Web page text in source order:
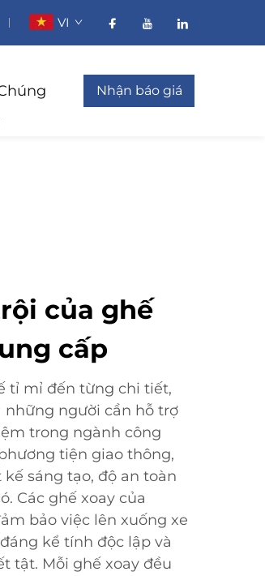
VI
Nhận báo giá
của ghế
cấp
tỉ mỉ đến từng chi tiết,
người cần hỗ trợ
trong ngành công
tiện giao thông,
sáng tạo, độ an toàn
Các ghế xoay của
bảo việc lên xuống xe
kể tính độc lập và
tật. Mỗi ghế xoay đều